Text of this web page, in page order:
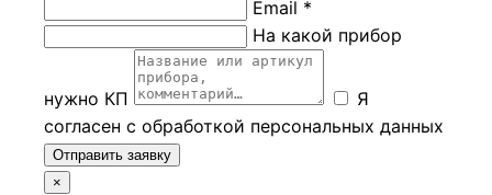
Email *
На какой прибор
нужно КП
Я
согласен с обработкой персональных данных
Отправить заявку
×